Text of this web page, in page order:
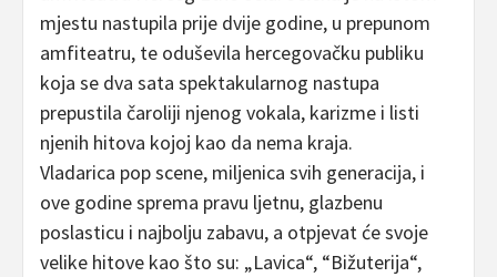
mjestu nastupila prije dvije godine, u prepunom
amfiteatru, te oduševila hercegovačku publiku
koja se dva sata spektakularnog nastupa
prepustila čaroliji njenog vokala, karizme i listi
njenih hitova kojoj kao da nema kraja.
Vladarica pop scene, miljenica svih generacija, i
ove godine sprema pravu ljetnu, glazbenu
poslasticu i najbolju zabavu, a otpjevat će svoje
velike hitove kao što su: „Lavica“, “Bižuterija“,